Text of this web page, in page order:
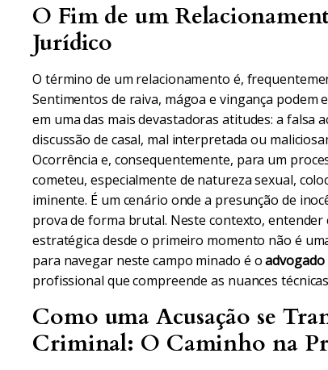
O Fim de um
Jurídico
O término de um relacionamento é,
Sentimentos de raiva, mágoa e vingança
em uma das mais devastadoras atitudes: a falsa
discussão de casal, mal interpretada ou
Ocorrência e, consequentemente, para um
cometeu, especialmente de natureza sexual,
iminente. É um cenário onde a presunção de
prova de forma brutal. Neste contexto,
estratégica desde o primeiro momento não é
para navegar neste campo minado é oadvogado
profissional que compreende as nuances
Como uma Acusação se
Criminal: O Caminho na